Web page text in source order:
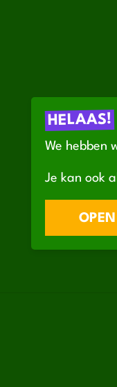
HELAAS!
We hebben
Je kan ook